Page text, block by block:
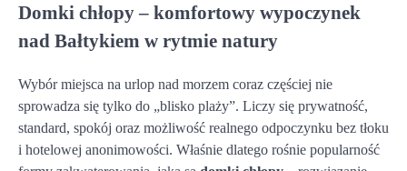
Domki chłopy – komfortowy wypoczynek
nad Bałtykiem w rytmie natury
Wybór miejsca na urlop nad morzem coraz częściej nie
sprowadza się tylko do „blisko plaży”. Liczy się prywatność,
standard, spokój oraz możliwość realnego odpoczynku bez tłoku
i hotelowej anonimowości. Właśnie dlatego rośnie popularność